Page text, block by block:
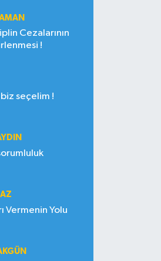
Cezalarının
!
seçelim !
ve sorumluluk
Vermenin Yolu